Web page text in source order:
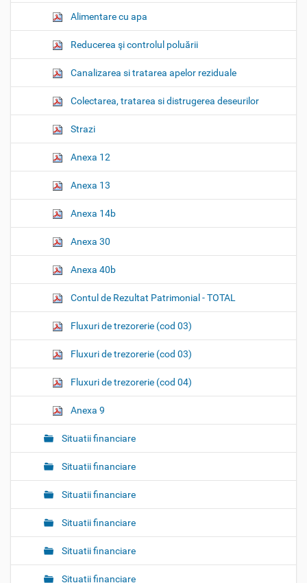
Alimentare cu apa
Reducerea şi controlul poluării
Canalizarea si tratarea apelor reziduale
Colectarea, tratarea si distrugerea deseurilor
Strazi
Anexa 12
Anexa 13
Anexa 14b
Anexa 30
Anexa 40b
Contul de Rezultat Patrimonial - TOTAL
Fluxuri de trezorerie (cod 03)
Fluxuri de trezorerie (cod 03)
Fluxuri de trezorerie (cod 04)
Anexa 9
Situatii financiare
Situatii financiare
Situatii financiare
Situatii financiare
Situatii financiare
Situatii financiare